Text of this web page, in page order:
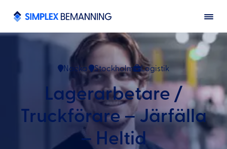
Nacka Stockholm Logistik
Lagerarbetare /
Truckförare – Järfälla
– Heltid